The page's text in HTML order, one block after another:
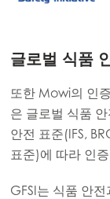
글로벌 식품
또한 Mowi의 인
은 글로벌 식품
안전 표준(IFS,
표준)에 따라 인
GFSI는 식품 안